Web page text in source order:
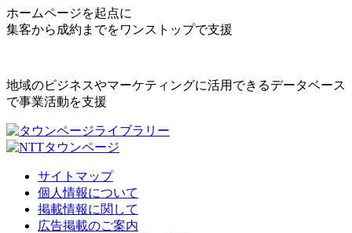
ホームページを起点に
集客から成約までをワンストップで支援
地域のビジネスやマーケティングに活用できるデータベース
で事業活動を支援
サイトマップ
個人情報について
掲載情報に関して
広告掲載のご案内